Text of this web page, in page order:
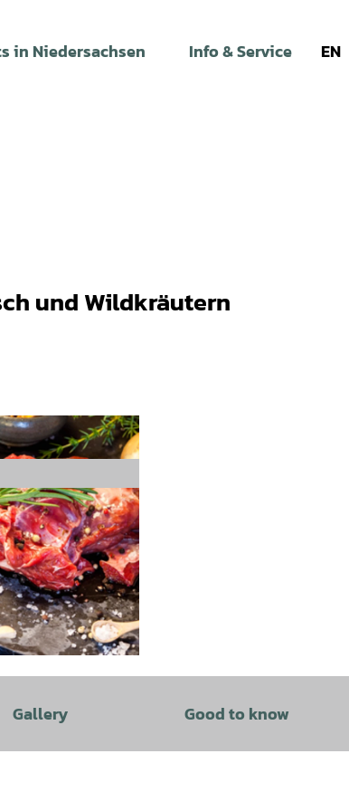
in Niedersachsen Info & Service EN
und Wildkräutern
Gallery Good to know